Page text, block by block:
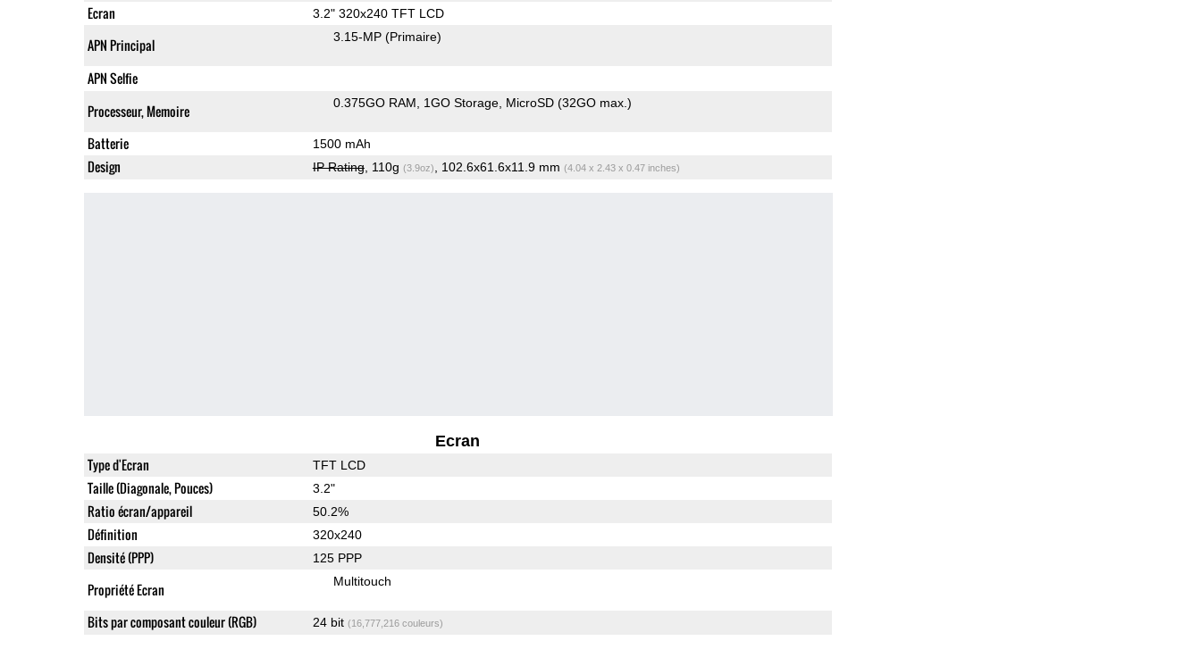
Ecran 3.2" 320x240 TFT LCD
APN Principal 3.15-MP (Primaire)
APN Selfie
Processeur, Memoire
0.375GO RAM 1GO Storage MicroSD (32GO max.)
Batterie 1500 mAh
Design IP Rating, 110g (3.9oz) , 102.6x61.6x11.9 mm (4.04 x 2.43 x 0.47 inches)
Ecran
Type d'Ecran TFT LCD
Taille (Diagonale, Pouces) 3.2"
Ratio écran/appareil 50.2%
Définition 320x240
Densité (PPP) 125 PPP
Propriété Ecran Multitouch
Bits par composant couleur (RGB) 24 bit (16,777,216 couleurs)